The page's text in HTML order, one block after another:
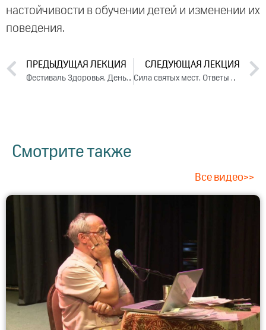
настойчивости в обучении детей и изменении их
поведения.
ПРЕДЫДУЩАЯ ЛЕКЦИЯ
Фестиваль Здоровья. День 6 (2023)
СЛЕДУЮЩАЯ ЛЕКЦИЯ
Сила святых мест. Ответы на вопросы, 2023
Смотрите также
Все видео>>